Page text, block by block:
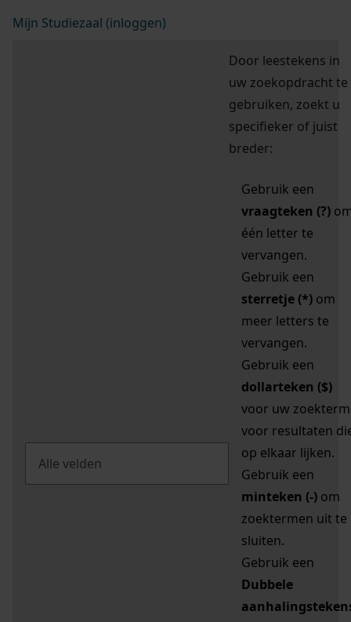
Mijn Studiezaal (inloggen)
Door leestekens in
uw zoekopdracht te
gebruiken, zoekt u
specifieker of juist
breder:
Gebruik een
vraagteken (?)
één letter te
vervangen.
Gebruik een
sterretje (*) om
meer letters te
vervangen.
Gebruik een
dollarteken ($)
voor uw zoekterm
voor resultaten
op elkaar lijken.
Gebruik een
minteken (-) om
zoektermen uit te
sluiten.
Gebruik een
Dubbele